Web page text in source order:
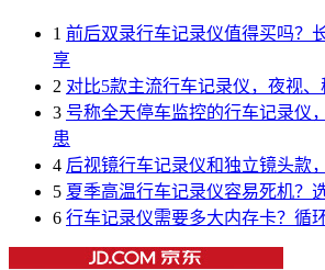
1 前后双录行车记录仪值得买吗？
享
2 对比5款主流行车记录仪，夜视
3 号称全天停车监控的行车记录仪
患
4 后视镜行车记录仪和独立镜头款
5 夏季高温行车记录仪容易死机？
6 行车记录仪需要多大内存卡？循